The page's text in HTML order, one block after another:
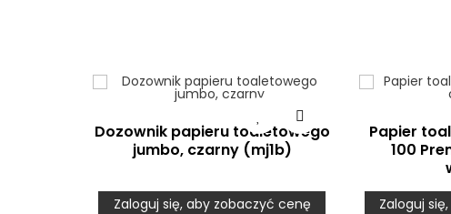
Dozownik papieru toaletowego
jumbo, czarny (mj1b)
Zaloguj się, aby zobaczyć cenę
Papier
100
Zaloguj